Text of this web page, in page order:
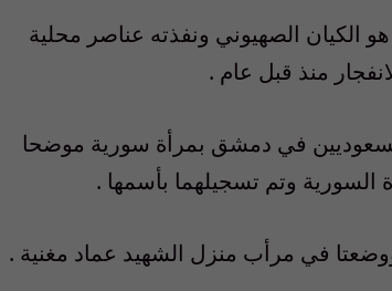
الكيان الصهيوني ونفذته عناصر محلية
منذ قبل عام .
في دمشق بمرأة سورية موضحا
السورية وتم تسجيلهما بأسمها .
في مرأب منزل الشهيد عماد مغنية .